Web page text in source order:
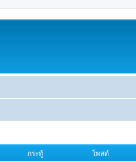
กระทู้ โพสต์